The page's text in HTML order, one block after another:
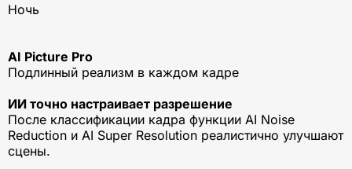
Ночь
AI Picture Pro
Подлинный реализм в каждом кадре
ИИ точно настраивает разрешение
После классификации кадра функции AI Noise
Reduction и AI Super Resolution реалистично улучшают
сцены.